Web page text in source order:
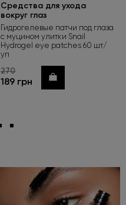
Средства для ухода
вокруг глаз
Гидрогелевые патчи под глаза
с муцином улитки Snail
Hydrogel eye patches 60 шт/
уп
270
189 грн Купить